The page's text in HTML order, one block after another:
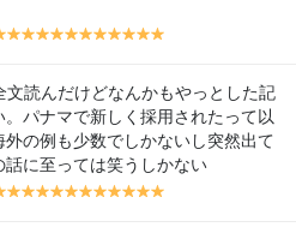
y
w
y
lo
y
lo
w
y
lo
w
y
lo
w
y
lo
w
y
lo
w
y
lo
w
y
lo
w
y
lo
w
y
lo
w
lo
w
文読んだけどなんかもやっとした記
パナマで新しく採用されたって以
外の例も少数でしかないし突然出て
話に至っては笑うしかない
y y y y y y y y y y y